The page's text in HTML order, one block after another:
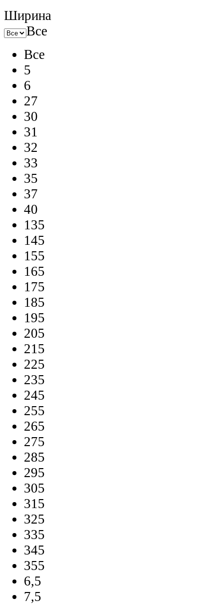
Ширина
Все
Все
5
6
27
30
31
32
33
35
37
40
135
145
155
165
175
185
195
205
215
225
235
245
255
265
275
285
295
305
315
325
335
345
355
6,5
7,5